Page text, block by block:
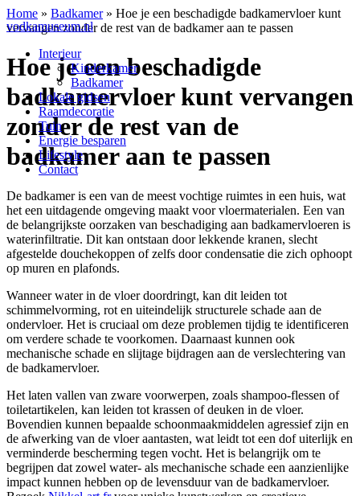
vodkamuseum.nl
Interieur
Kinderkamer
Badkamer
Lokale gidsen
Raamdecoratie
Tuin
Energie besparen
Lifestyle
Contact
Home » Badkamer» Hoe je een beschadigde badkamervloer kunt
vervangen zonder de rest van de badkamer aan te passen
Hoe je een beschadigde
badkamervloer kunt vervangen
zonder de rest van de
badkamer aan te passen
De badkamer is een van de meest vochtige ruimtes in een huis, wat
het een uitdagende omgeving maakt voor vloermaterialen. Een van
de belangrijkste oorzaken van beschadiging aan badkamervloeren is
waterinfiltratie. Dit kan ontstaan door lekkende kranen, slecht
afgestelde douchekoppen of zelfs door condensatie die zich ophoopt
op muren en plafonds.
Wanneer water in de vloer doordringt, kan dit leiden tot
schimmelvorming, rot en uiteindelijk structurele schade aan de
ondervloer. Het is cruciaal om deze problemen tijdig te identificeren
om verdere schade te voorkomen. Daarnaast kunnen ook
mechanische schade en slijtage bijdragen aan de verslechtering van
de badkamervloer.
Het laten vallen van zware voorwerpen, zoals shampoo-flessen of
toiletartikelen, kan leiden tot krassen of deuken in de vloer.
Bovendien kunnen bepaalde schoonmaakmiddelen agressief zijn en
de afwerking van de vloer aantasten, wat leidt tot een dof uiterlijk en
verminderde bescherming tegen vocht. Het is belangrijk om te
begrijpen dat zowel water- als mechanische schade een aanzienlijke
impact kunnen hebben op de levensduur van de badkamervloer.